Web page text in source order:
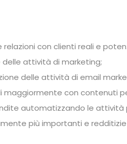
con clienti reali e
attività di marketing;
delle attività di email
con contenuti
automatizzando le attività
più importanti e redditizie